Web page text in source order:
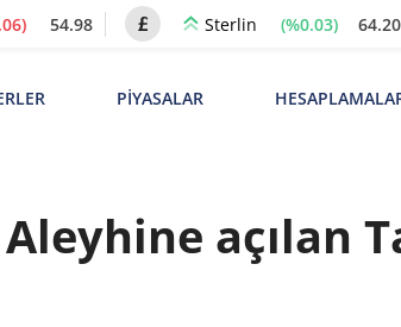
54.98 Sterlin (%0.03) 64.20
PİYASALAR
açılan